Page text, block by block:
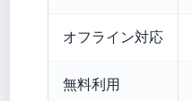
オフライン対応
無料利用